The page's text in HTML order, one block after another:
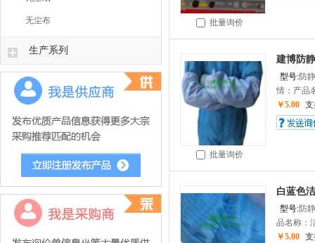
无尘布
生产系列
批量询价
批量询价
建博防
型号:防
情：产品
￥5.00
白蓝色
型号:防
品名称：
￥5.00